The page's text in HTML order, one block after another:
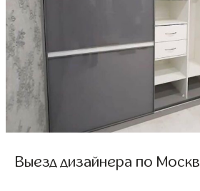
Выезд дизайнера по